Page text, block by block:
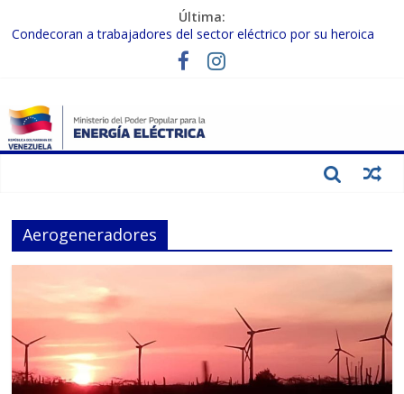
Última:
Condecoran a trabajadores del sector eléctrico por su heroica
labor tras el doble sismo del 24-J
Gobierno Nacional coordina acciones con el sector privado para
Inspeccionan trabajos de rehabilitación en instalaciones del SEN
en Carabobo
Gobierno Nacional activa plan preventivo para fortalecer el SEN
Aerogeneradores